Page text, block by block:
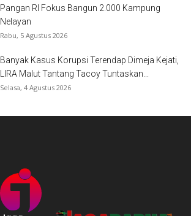
Pangan RI Fokus Bangun 2.000 Kampung
Nelayan
Rabu, 5 Agustus 2026
Banyak Kasus Korupsi Terendap Dimeja Kejati,
LIRA Malut Tantang Tacoy Tuntaskan...
Selasa, 4 Agustus 2026